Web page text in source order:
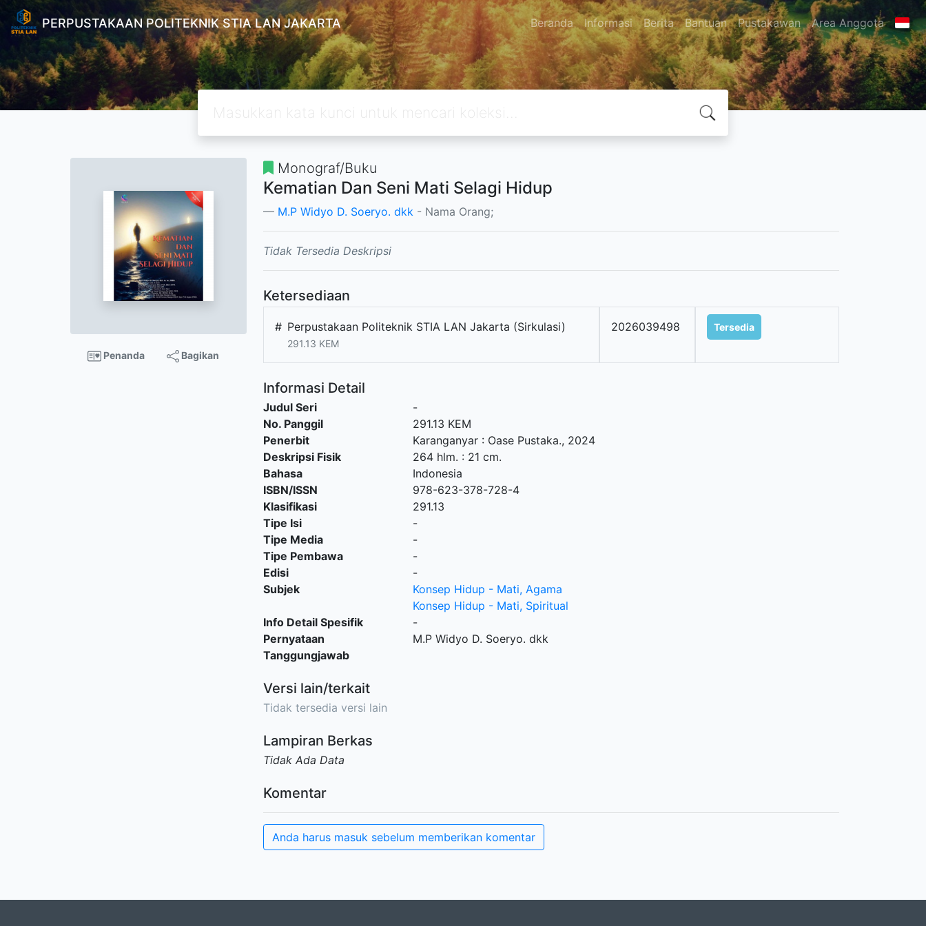
PERPUSTAKAAN POLITEKNIK STIA LAN JAKARTA Beranda Informasi Berita Bantuan Pustakawan Area Anggota
Penanda Bagikan
Monograf/Buku
Kematian Dan Seni Mati Selagi Hidup
M.P Widyo D. Soeryo. dkk - Nama Orang;
Tidak Tersedia Deskripsi
Ketersediaan
# Perpustakaan Politeknik STIA LAN Jakarta (Sirkulasi)
291.13 KEM
2026039498 Tersedia
Informasi Detail
Judul Seri
-
No. Panggil
291.13 KEM
Penerbit
Karanganyar: Oase Pustaka., 2024
Deskripsi Fisik
264 hlm. : 21 cm.
Bahasa
Indonesia
ISBN/ISSN
978-623-378-728-4
Klasifikasi
291.13
Tipe Isi
-
Tipe Media
-
Tipe Pembawa
-
Edisi
-
Subjek
Konsep Hidup - Mati, Agama
Konsep Hidup - Mati, Spiritual
Info Detail Spesifik
-
Pernyataan
Tanggungjawab
M.P Widyo D. Soeryo. dkk
Versi lain/terkait
Tidak tersedia versi lain
Lampiran Berkas
Tidak Ada Data
Komentar
Anda harus masuk sebelum memberikan komentar